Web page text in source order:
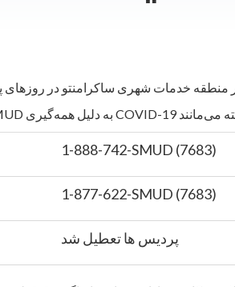
1-888-742-SMUD (7683)
1-877-622-SMUD (7683)
پردیس ها تعطیل شد